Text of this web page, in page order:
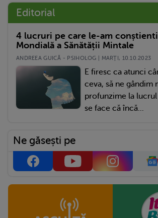
Editorial
4 lucruri pe care le-am
Mondială a Sănătății Mintale
ANDREEA GUICĂ - PSIHOLOG | MARŢI, 10.10.2023
E firesc ca atunci
ceva, să ne gândim
profunzime la
se face că încă...
Ne găsești pe